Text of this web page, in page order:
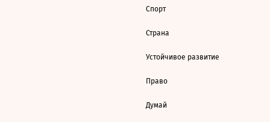
Спорт
Страна
Устойчивое развитие
Право
Думай